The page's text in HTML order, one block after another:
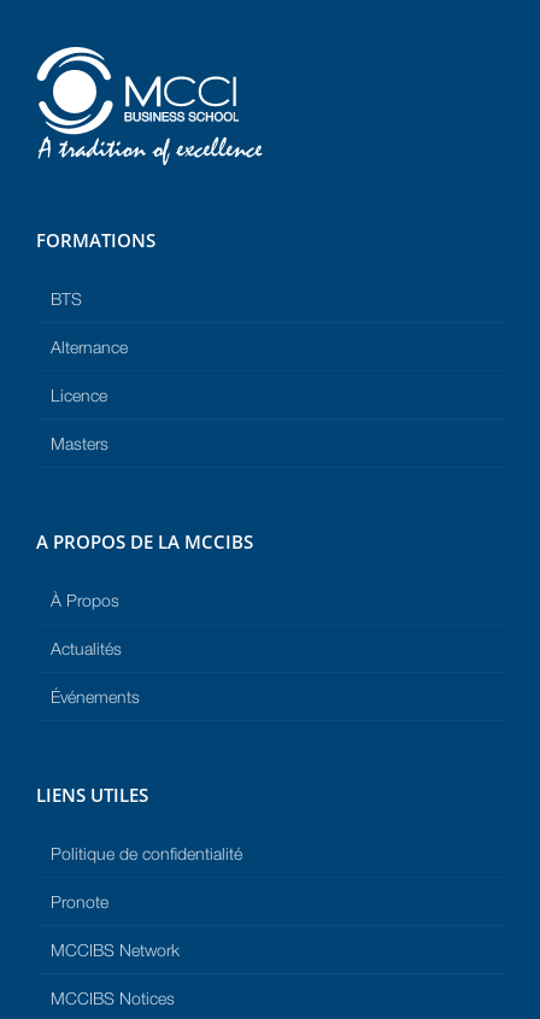
FORMATIONS
BTS
Alternance
Licence
Masters
A PROPOS DE LA MCCIBS
À Propos
Actualités
Événements
LIENS UTILES
Politique de confidentialité
Pronote
MCCIBS Network
MCCIBS Notices